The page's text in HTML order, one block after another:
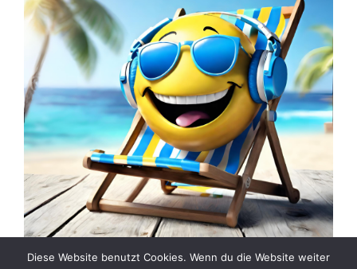
Diese Website benutzt Cookies. Wenn du die Website weiter